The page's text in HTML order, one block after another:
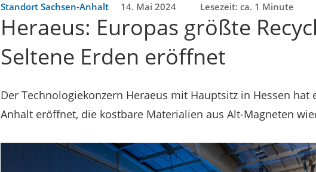
Standort Sachsen-Anhalt 14. Mai 2024 Lesezeit: ca. 1 Minute
Heraeus: Europas größte
Seltene Erden eröffnet
Der Technologiekonzern Heraeus mit Hauptsitz in Hessen hat
Anhalt eröffnet, die kostbare Materialien aus Alt-Magneten